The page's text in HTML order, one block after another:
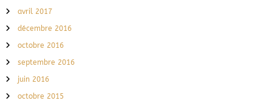
avril 2017
décembre 2016
octobre 2016
septembre 2016
juin 2016
octobre 2015